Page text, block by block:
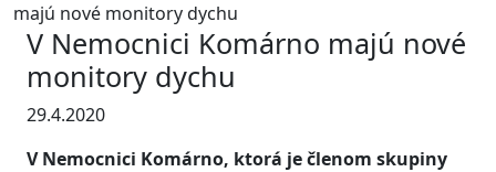
majú nové monitory dychu
V Nemocnici Komárno majú nové
monitory dychu
29.4.2020
V Nemocnici Komárno, ktorá je členom skupiny